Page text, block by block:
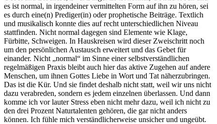
es ist normal, in irgendeiner vermittelten Form auf ihn zu hören, sei
es durch eine(n) Prediger(in) oder prophetische Beiträge. Textlich
und musikalisch konnte dies auf recht unterschiedlichen Niveau
stattfinden. Nicht normal dagegen sind Elemente wie Klage,
Fürbitte, Schweigen. In Hauskreisen wird dieser Zweischritt noch
um den persönlichen Austausch erweitert und das Gebet für
einander. Nicht „normal“ im Sinne einer selbstverständlichen
regelmäßigen Praxis bleibt auch hier das aktive Zugehen auf andere
Menschen, um ihnen Gottes Liebe in Wort und Tat näherzubringen.
Das ist die Kür. Und sie findet deshalb nicht statt, weil wir uns nicht
dazu verabreden, sondern es jedem einzelnen überlassen. Und dann
komme ich vor lauter Stress eben nicht mehr dazu, weil ich nicht zu
den drei Prozent Naturtalenten gehören, die gar nicht anders
können. Ich fühle mich verständlicherweise unsicher und ungeübt.